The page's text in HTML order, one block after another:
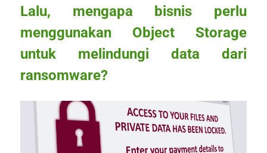
Lalu, mengapa bisnis perlu
menggunakan Object Storage
untuk melindungi data dari
ransomware?